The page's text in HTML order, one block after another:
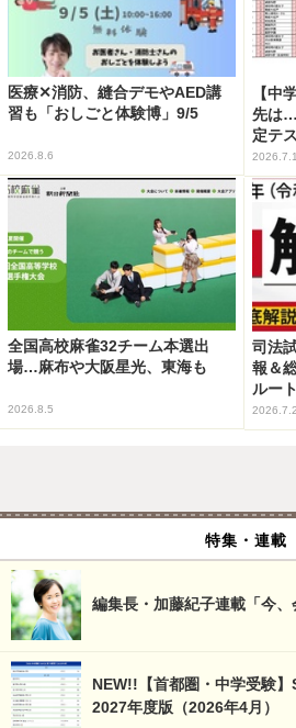
医療✕消防、縫合デモやAED講
習も「おしごと体験博」9/5
2026.8.6
【中
先は
定テ
全国高校麻雀32チーム本選出
場…麻布や大阪星光、東海も
2026.8.5
司法
報＆
ルート
特集・連載
編集長・加藤紀子連載「今、
NEW!!【首都圏・中学受験】
2027年度版（2026年4月）